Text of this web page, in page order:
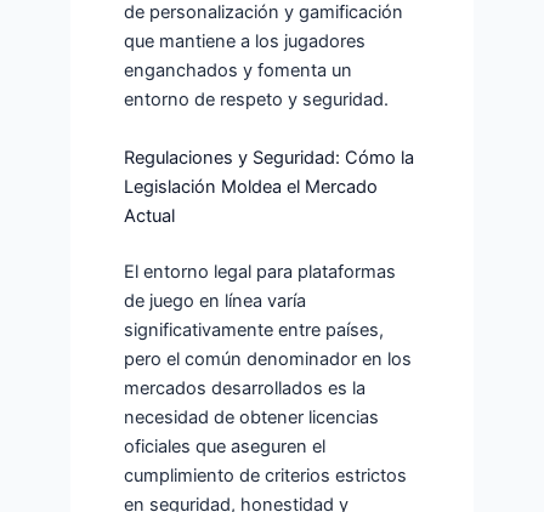
de personalización y gamificación
que mantiene a los jugadores
enganchados y fomenta un
entorno de respeto y seguridad.
Regulaciones y Seguridad: Cómo la
Legislación Moldea el Mercado
Actual
El entorno legal para plataformas
de juego en línea varía
significativamente entre países,
pero el común denominador en los
mercados desarrollados es la
necesidad de obtener licencias
oficiales que aseguren el
cumplimiento de criterios estrictos
en seguridad, honestidad y